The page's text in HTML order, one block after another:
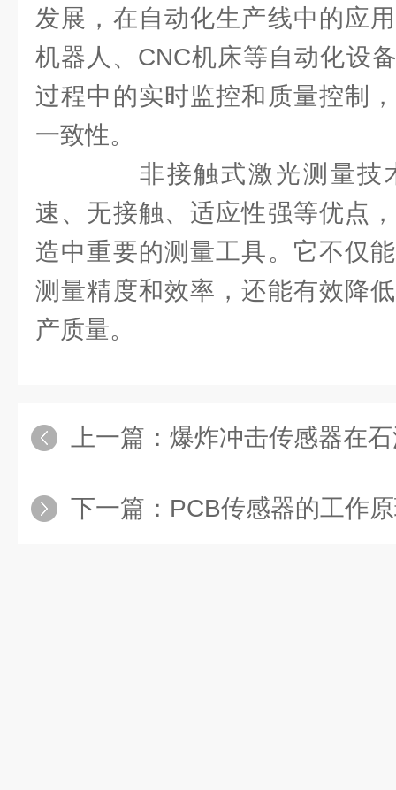
发展，在自动化生产线中的应
机器人、CNC机床等自动化设
过程中的实时监控和质量控制
一致性。
非接触式激光测量技
速、无接触、适应性强等优点
造中重要的测量工具。它不仅
测量精度和效率，还能有效降
产质量。
上一篇： 爆炸冲击传感器在石
下一篇： PCB传感器的工作